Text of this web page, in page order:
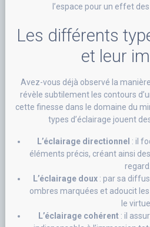
l’espace pour un effet
Les différents
et leur
Avez-vous déjà observé la
révèle subtilement les contours
cette finesse dans le domaine du
types d’éclairage jouent
L’éclairage directionnel : il
éléments précis, créant ainsi
regard.
L’éclairage doux: par sa
ombres marquées et adoucit
le
L’éclairage cohérent: il